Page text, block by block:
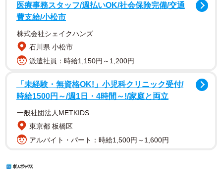
医療事務スタッフ/週払いOK/社会保険完備/交通
費支給/小松市
株式会社シェイクハンズ
石川県 小松市
派遣社員：時給1,150円～1,200円
「未経験・無資格OK!」小児科クリニック受付/
時給1500円～/週1日・4時間～!/家庭と両立
一般社団法人METKIDS
東京都 板橋区
アルバイト・パート：時給1,500円～1,600円